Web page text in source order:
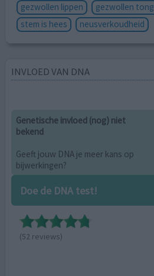
gezwollen lippen
gezwollen tong
stem is hees
neusverkoudheid
INVLOED VAN DNA
Genetische invloed (nog) niet
bekend
Geeft jouw DNA je meer kans op
bijwerkingen?
Doe de DNA test!
(52 reviews)